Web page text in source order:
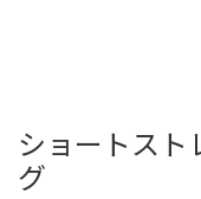
ショートスト
グ